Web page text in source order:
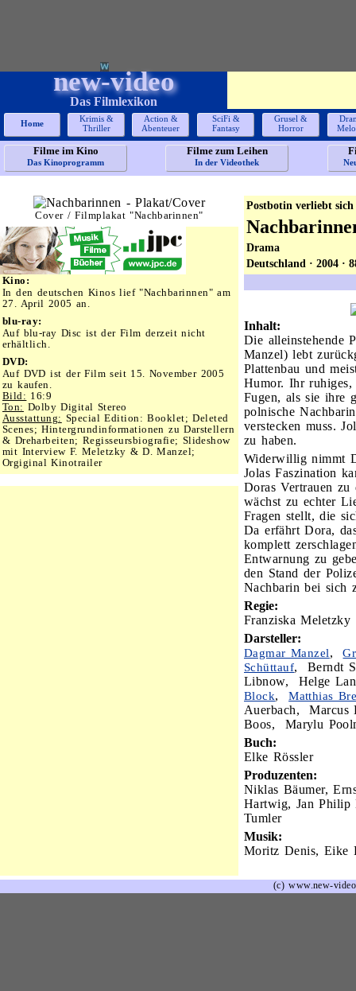
new-video
Das Filmlexikon
Home
Krimis &
Thriller
Action &
Abenteuer
SciFi &
Fantasy
Grusel &
Horror
Filme im Kino
Das Kinoprogramm
Filme zum Leihen
In der Videothek
Cover / Filmplakat "Nachbarinnen"
Kino:
In den deutschen Kinos lief "Nachbarinnen" am
27. April 2005 an.
blu-ray:
Auf blu-ray Disc ist der Film derzeit nicht
erhältlich.
DVD:
Auf DVD ist der Film seit 15. November 2005
zu kaufen.
Bild: 16:9
Ton: Dolby Digital Stereo
Ausstattung: Special Edition: Booklet; Deleted
Scenes; Hintergrundinformationen zu Darstellern
& Dreharbeiten; Regisseursbiografie; Slideshow
mit Interview F. Meletzky & D. Manzel;
Orgiginal Kinotrailer
Postbotin verliebt
Drama
Deutschland · 2004 ·
Inhalt:
Die alleinstehende
Manzel) lebt
Plattenbau und
Humor. Ihr ruhiges,
Fugen, als sie ihre
polnische
verstecken muss.
zu haben.
Widerwillig nimmt
Jolas Faszination
Doras Vertrauen
wächst zu echter
Fragen stellt, die
Da erfährt Dora,
komplett
Entwarnung zu
den Stand der
Nachbarin bei sich
Regie:
Franziska Meletzky
Darsteller:
Dagmar Manzel,
Schüttauf, Berndt
Libnow, Helge
Block,Matthias
Auerbach,
Boos, Marylu
Buch:
Elke Rössler
Produzenten:
Niklas Bäumer,
Hartwig, Jan Philip
Tumler
Musik:
Moritz Denis, Eike
(c) www.new-